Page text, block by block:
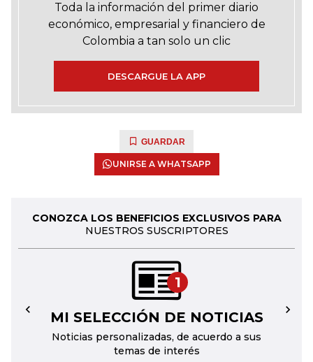
Toda la información del primer diario
económico, empresarial y financiero de
Colombia a tan solo un clic
DESCARGUE LA APP
GUARDAR
UNIRSE A WHATSAPP
CONOZCA LOS BENEFICIOS EXCLUSIVOS PARA
NUESTROS SUSCRIPTORES
1
MI SELECCIÓN DE NOTICIAS
Noticias personalizadas, de acuerdo a sus
temas de interés
← →